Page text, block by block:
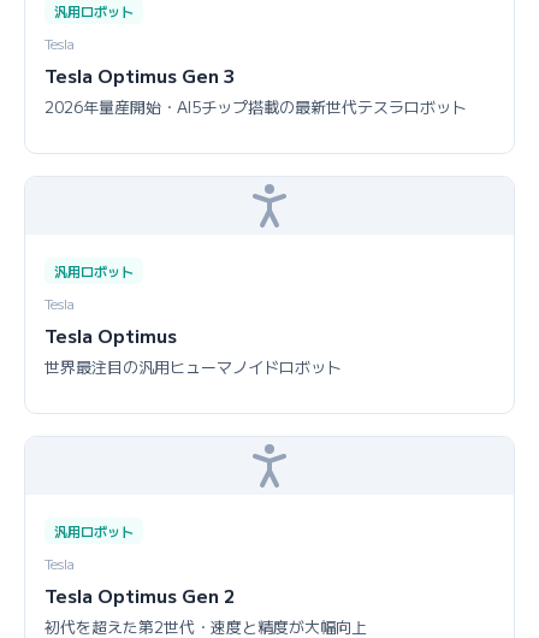
汎用ロボット
Tesla
Tesla Optimus Gen 3
2026年量産開始・AI5チップ搭載の最新世代テスラロボット
汎用ロボット
Tesla
Tesla Optimus
世界最注目の汎用ヒューマノイドロボット
汎用ロボット
Tesla
Tesla Optimus Gen 2
初代を超えた第2世代・速度と精度が大幅向上